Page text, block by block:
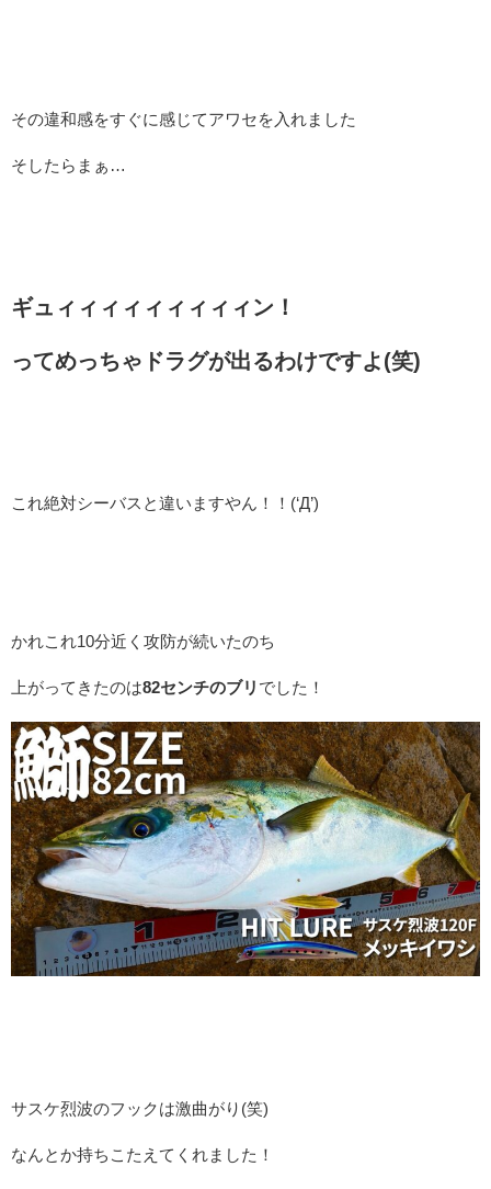
その違和感をすぐに感じてアワセを入れました
そしたらまぁ…
ギュィィィィィィィィィン！
ってめっちゃドラグが出るわけですよ(笑)
これ絶対シーバスと違いますやん！！(‘Д’)
かれこれ10分近く攻防が続いたのち
上がってきたのは82センチのブリ でした！
サスケ烈波のフックは激曲がり(笑)
なんとか持ちこたえてくれました！